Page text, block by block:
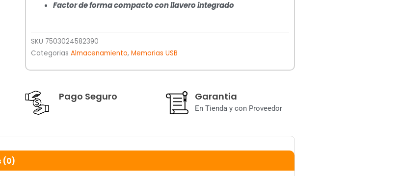
Factor de forma compacto con llavero integrado
SKU 7503024582390
Categorias Almacenamiento, Memorias USB
Pago Seguro Garantia
En Tienda y con Proveedor
(0)